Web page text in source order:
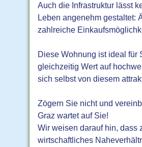
Auch die Infrastruktur lässt
Leben angenehm gestaltet:
zahlreiche
Diese Wohnung ist ideal für
gleichzeitig Wert auf
sich selbst von diesem
Zögern Sie nicht und
Graz wartet auf Sie!
Wir weisen darauf hin, dass
wirtschaftliches